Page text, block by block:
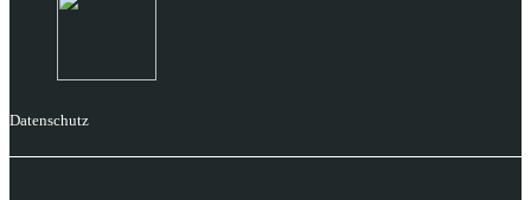
Datenschutz